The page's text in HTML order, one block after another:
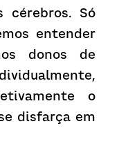
cérebros. Só
entender
donos de
o
disfarça em